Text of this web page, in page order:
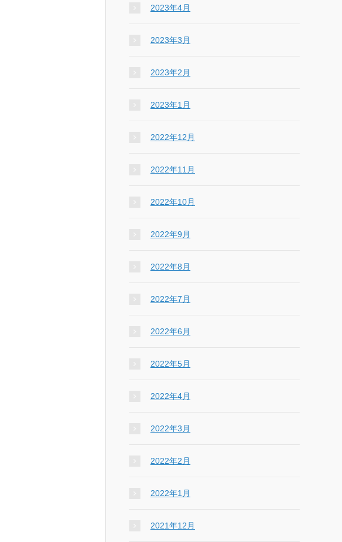
2023年4月
2023年3月
2023年2月
2023年1月
2022年12月
2022年11月
2022年10月
2022年9月
2022年8月
2022年7月
2022年6月
2022年5月
2022年4月
2022年3月
2022年2月
2022年1月
2021年12月